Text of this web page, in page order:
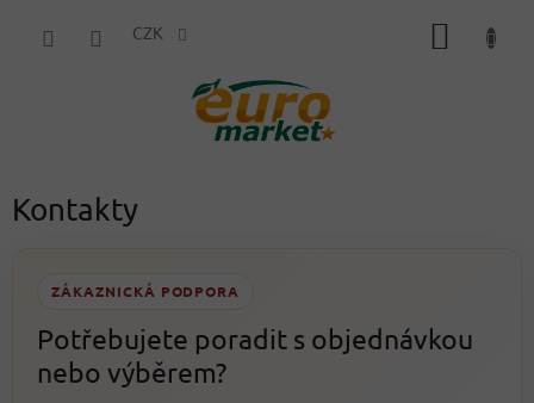
CZK
Kontakty
ZÁKAZNICKÁ PODPORA
Potřebujete poradit s objednávkou
nebo výběrem?